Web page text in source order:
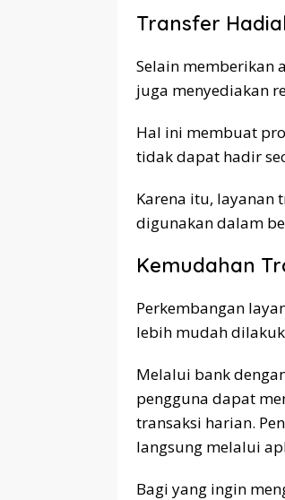
Transfer
Selain memberikan
juga menyediakan
Hal ini membuat
tidak dapat hadir
Karena itu, layanan
digunakan dalam
Kemudahan
Perkembangan
lebih mudah
Melalui bank
pengguna dapat
transaksi harian.
langsung melalui
Bagi yang ingin